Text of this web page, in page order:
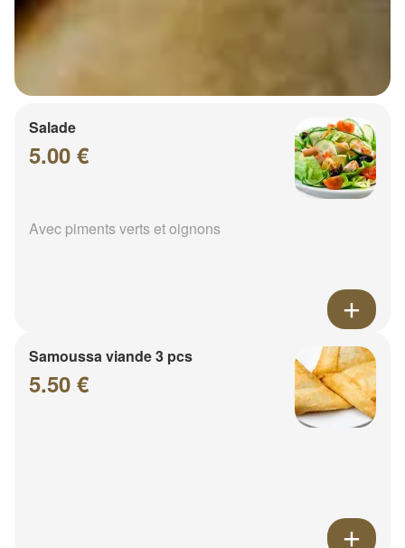
Salade
5.00 €
Avec piments verts et oignons
Samoussa viande 3 pcs
5.50 €